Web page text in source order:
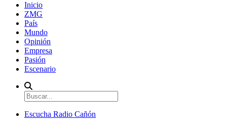
Inicio
ZMG
País
Mundo
Opinión
Empresa
Pasión
Escenario
Escucha Radio Cañón